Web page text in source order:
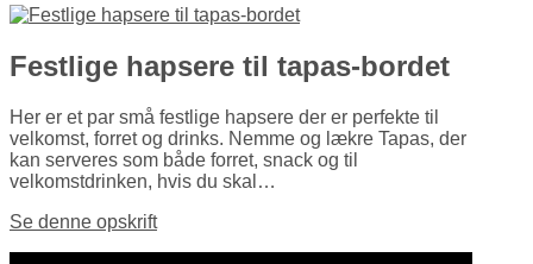
Festlige hapsere til tapas-bordet
Her er et par små festlige hapsere der er perfekte til
velkomst, forret og drinks. Nemme og lækre Tapas, der
kan serveres som både forret, snack og til
velkomstdrinken, hvis du skal…
Se denne opskrift